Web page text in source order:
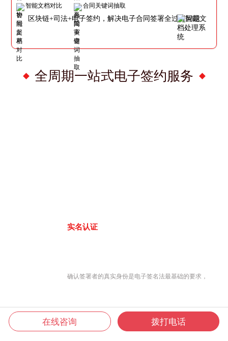
智能文档对比 合同关键词抽取
全周期一站式电子签约服务
区块链+司法+电子签约，解决电子合同签署全过程问题
实名认证
确认签署者的真实身份是电子签名法最基础的要求，
在线咨询 拨打电话